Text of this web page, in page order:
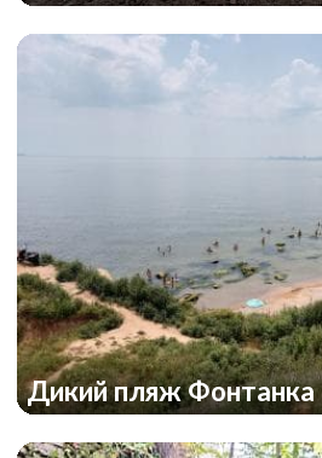
Дикий пляж Фонтанка